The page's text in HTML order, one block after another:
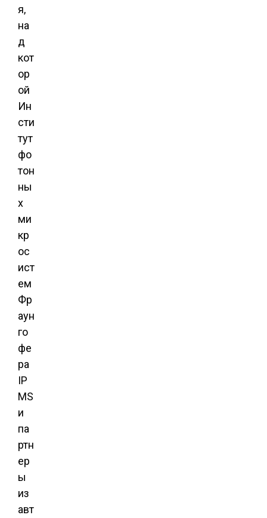
я,
на
д
кот
ор
ой
Ин
сти
тут
фо
тон
ны
х
ми
кр
ос
ист
ем
Фр
аун
го
фе
ра
IP
MS
и
па
ртн
ер
ы
из
авт